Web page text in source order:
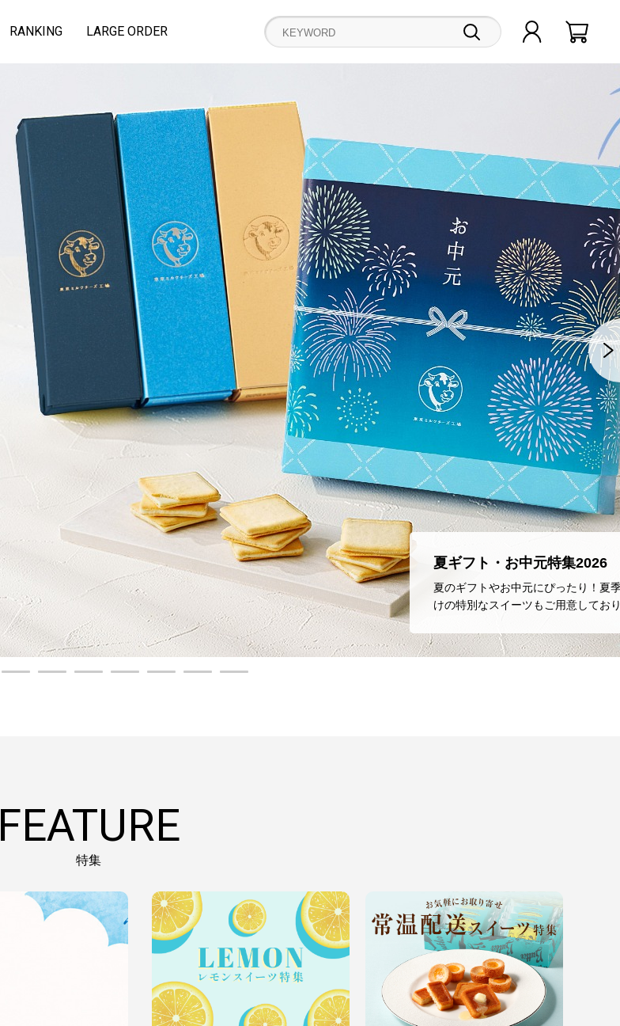
RANKING LARGE ORDER
夏ギフト・お中元特集2026
夏のギフトやお中元にぴったり！夏
けの特別なスイーツもご用意してお
FEATURE
特集